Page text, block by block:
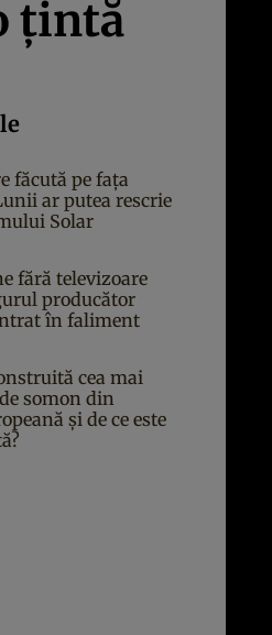
țintă
făcută pe fața
ar putea rescrie
Solar
fără televizoare
producător
în faliment
cea mai
somon din
și de ce este